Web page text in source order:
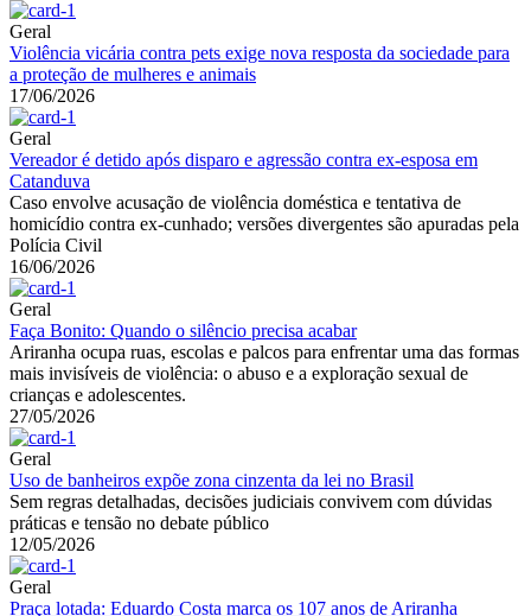
Geral
Violência vicária contra pets exige nova resposta da sociedade para
a proteção de mulheres e animais
17/06/2026
Geral
Vereador é detido após disparo e agressão contra ex-esposa em
Catanduva
Caso envolve acusação de violência doméstica e tentativa de
homicídio contra ex-cunhado; versões divergentes são apuradas pela
Polícia Civil
16/06/2026
Geral
Faça Bonito: Quando o silêncio precisa acabar
Ariranha ocupa ruas, escolas e palcos para enfrentar uma das formas
mais invisíveis de violência: o abuso e a exploração sexual de
crianças e adolescentes.
27/05/2026
Geral
Uso de banheiros expõe zona cinzenta da lei no Brasil
Sem regras detalhadas, decisões judiciais convivem com dúvidas
práticas e tensão no debate público
12/05/2026
Geral
Praça lotada: Eduardo Costa marca os 107 anos de Ariranha